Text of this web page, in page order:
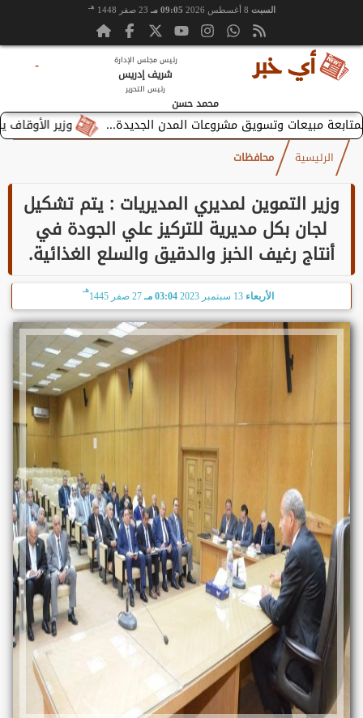
السبت 09:05 مـ 23 صفر 1448 هـ
رئيس مجلس الإدارة
شريف إدريس
رئيس التحرير
محمد حسن
-
وزير الأوقاف يستقبل
الرئيسية محافظات
وزير التموين لمديري المديريات : يتم تشكيل
لجان بكل مديرية للتركيز علي الجودة في
‏أنتاج رغيف الخبز والدقيق والسلع الغذائية.
الأربعاء 03:04 مـ 27 صفر 1445
هـ